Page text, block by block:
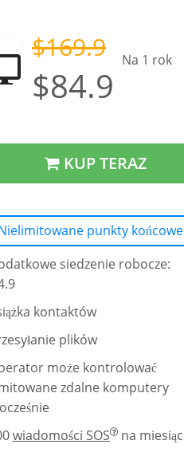
$169.9
$84.9
Na 1 rok
KUP TERAZ
punkty końcowe
siedzenie robocze:
kontaktów
plików
może kontrolować
zdalne komputery
wiadomości SOS na miesiąc